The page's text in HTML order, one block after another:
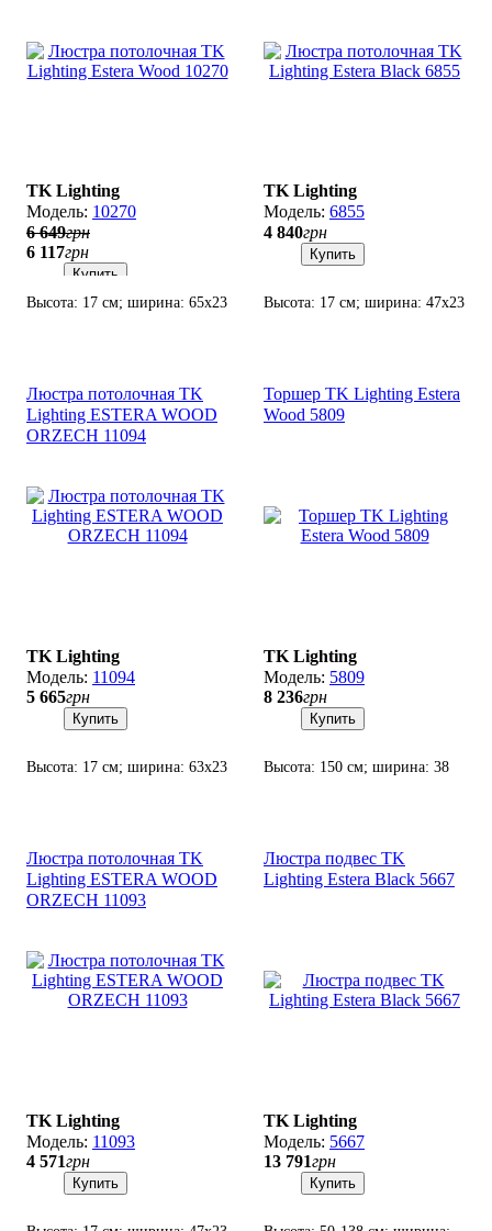
TK Lighting
10270
6 649грн
6 117грн
Купить
Высота: 17 см; ширина: 65х23
TK Lighting
6855
4 840грн
Купить
Высота: 17 см; ширина: 47х23
Люстра потолочная TK
Lighting ESTERA WOOD
ORZECH 11094
TK Lighting
11094
5 665грн
Купить
Высота: 17 см; ширина: 63х23
Торшер TK Lighting Estera
Wood 5809
TK Lighting
5809
8 236грн
Купить
Высота: 150 см; ширина: 38
Люстра потолочная TK
Lighting ESTERA WOOD
ORZECH 11093
TK Lighting
11093
4 571грн
Купить
Люстра подвес TK
Lighting Estera Black 5667
TK Lighting
5667
13 791грн
Купить